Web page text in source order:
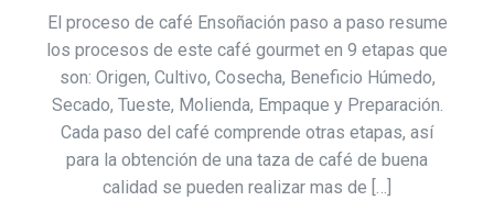
El proceso de café Ensoñación paso a paso resume
los procesos de este café gourmet en 9 etapas que
son: Origen, Cultivo, Cosecha, Beneficio Húmedo,
Secado, Tueste, Molienda, Empaque y Preparación.
Cada paso del café comprende otras etapas, así
para la obtención de una taza de café de buena
calidad se pueden realizar mas de […]